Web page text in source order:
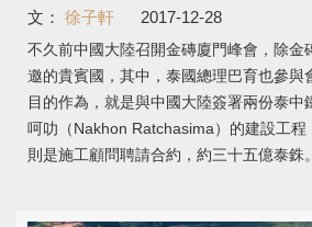
文： 徐子軒 2017-12-28
不久前中國大陸召開金磚廈門峰會，除金
邀的貴賓國，其中，泰國總理巴育也參與
目的作為，就是與中國大陸簽署兩份泰中
呵叻（Nakhon Ratchasima）的建設工
則是施工顧問聘請合約，約三十五億泰銖。